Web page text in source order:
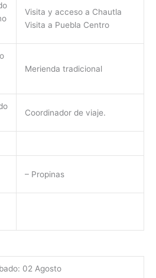
Visita y acceso a Chautla
Visita a Puebla Centro
Merienda tradicional
Coordinador de viaje.
– Propinas
02 Agosto